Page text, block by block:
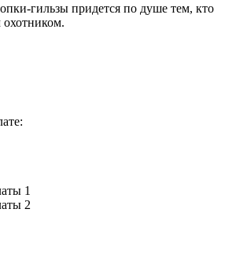
гильзы придется по душе тем, кто
охотником.